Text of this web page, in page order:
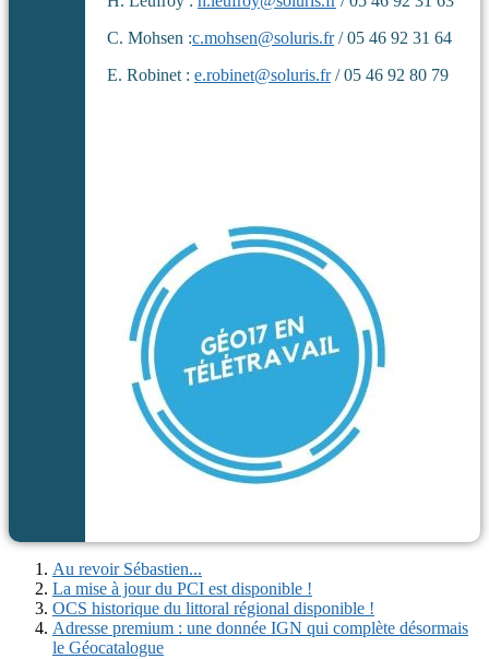
C. Mohsen :c.mohsen@soluris.fr / 05 46 92 31 64
E. Robinet : e.robinet@soluris.fr / 05 46 92 80 79
Au revoir Sébastien...
La mise à jour du PCI est disponible !
OCS historique du littoral régional disponible !
Adresse premium : une donnée IGN qui complète désormais
le Géocatalogue